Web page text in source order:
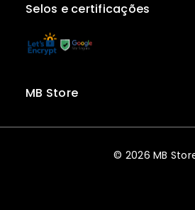
Selos e certificações
MB Store
© 2026 MB